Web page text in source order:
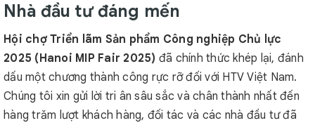
Nhà đầu tư đáng mến
Hội chợ Triển lãm Sản phẩm Công nghiệp Chủ lực
2025 (Hanoi MIP Fair 2025) đã chính thức khép lại, đánh
dấu một chương thành công rực rỡ đối với HTV Việt Nam.
Chúng tôi xin gửi lời tri ân sâu sắc và chân thành nhất đến
hàng trăm lượt khách hàng, đối tác và các nhà đầu tư đã